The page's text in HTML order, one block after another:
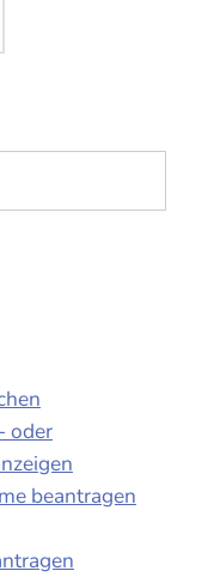
oder
beantragen